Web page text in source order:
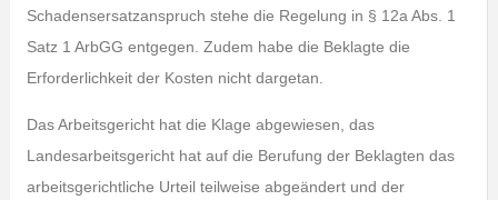
Schadensersatzanspruch stehe die Regelung in § 12a Abs. 1
Satz 1 ArbGG entgegen. Zudem habe die Beklagte die
Erforderlichkeit der Kosten nicht dargetan.
Das Arbeitsgericht hat die Klage abgewiesen, das
Landesarbeitsgericht hat auf die Berufung der Beklagten das
arbeitsgerichtliche Urteil teilweise abgeändert und der